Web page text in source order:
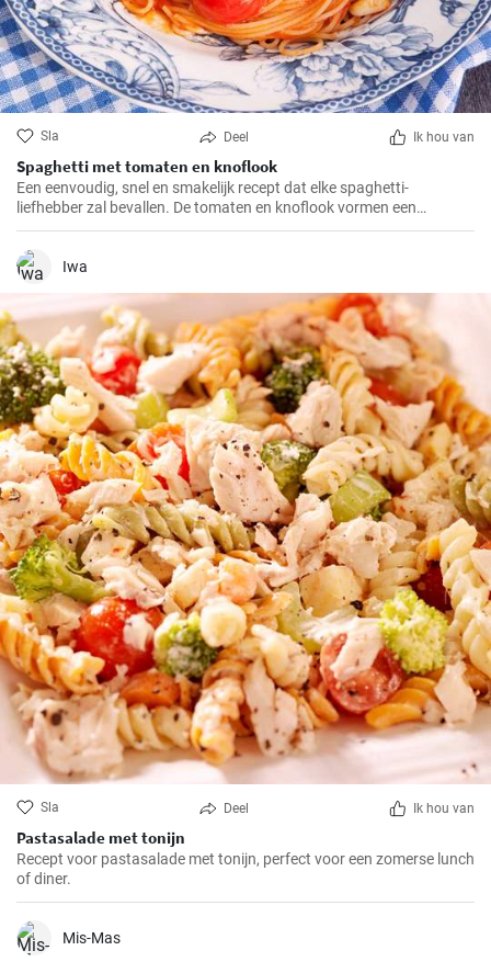
Sla Deel Ik hou van
Spaghetti met tomaten en knoflook
Een eenvoudig, snel en smakelijk recept dat elke spaghetti-
liefhebber zal bevallen. De tomaten en knoflook vormen een
perfecte combinatie.
Iwa
Sla Deel Ik hou van
Pastasalade met tonijn
Recept voor pastasalade met tonijn, perfect voor een zomerse lunch
of diner.
Mis-Mas